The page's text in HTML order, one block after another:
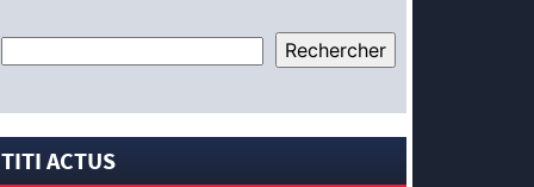
TITI ACTUS